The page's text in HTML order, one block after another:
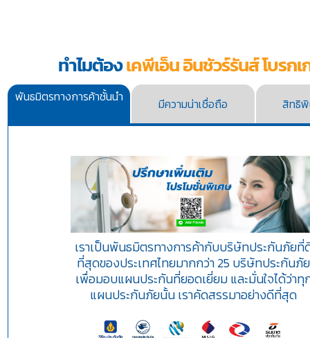
ทำไมต้องเคพีเอ็น อินชัวร์รันส์ โบรกเ
พันธมิตรทางการค้าชั้นนำ มีความน่าเชื่อถือ สิทธิพิ
เราเป็นพันธมิตรทางการค้ากับบริษัทประกันภัยที่
ที่สุดของประเทศไทยมากกว่า 25 บริษัทประกันภัย
เพื่อมอบแผนประกันที่ยอดเยี่ยม และมั่นใจได้ว่าทุ
แผนประกันภัยนั้น เราคัดสรรมาอย่างดีที่สุด